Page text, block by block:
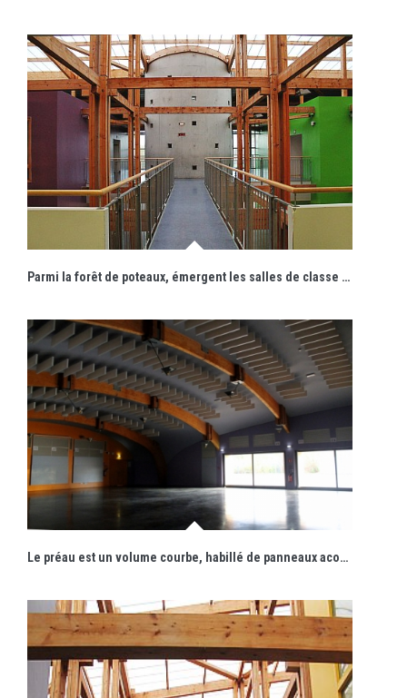
Parmi la forêt de poteaux, émergent les salles de classe colorées et des volumes de béton servant au contreventement.
Le préau est un volume courbe, habillé de panneaux acoustiques.